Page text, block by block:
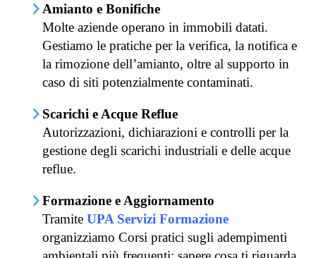
Amianto e Bonifiche
Molte aziende operano in immobili datati.
Gestiamo le pratiche per la verifica, la notifica e
la rimozione dell’amianto, oltre al supporto in
caso di siti potenzialmente contaminati.
Scarichi e Acque Reflue
Autorizzazioni, dichiarazioni e controlli per la
gestione degli scarichi industriali e delle acque
reflue.
Formazione e Aggiornamento
TramiteUPA Servizi Formazione
organizziamo Corsi pratici sugli adempimenti